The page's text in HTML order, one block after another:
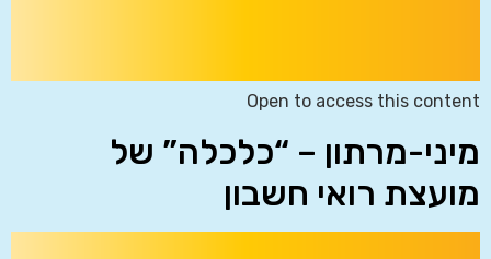
Open to access this content
מיני-מרתון – “כלכלה” של
מועצת רואי חשבון